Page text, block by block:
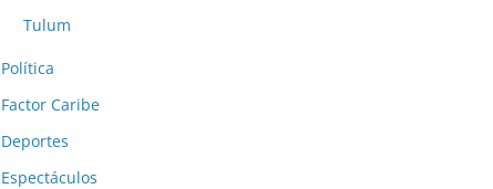
Tulum
Política
Factor Caribe
Deportes
Espectáculos